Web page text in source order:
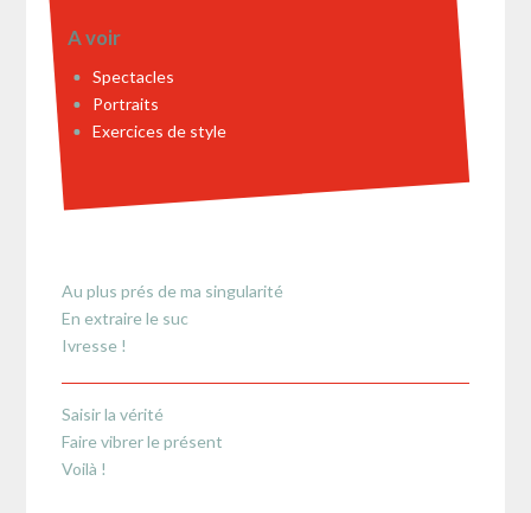
A voir
Spectacles
Portraits
Exercices de style
Au plus prés de ma singularité
En extraire le suc
Ivresse !
Saisir la vérité
Faire vibrer le présent
Voilà !